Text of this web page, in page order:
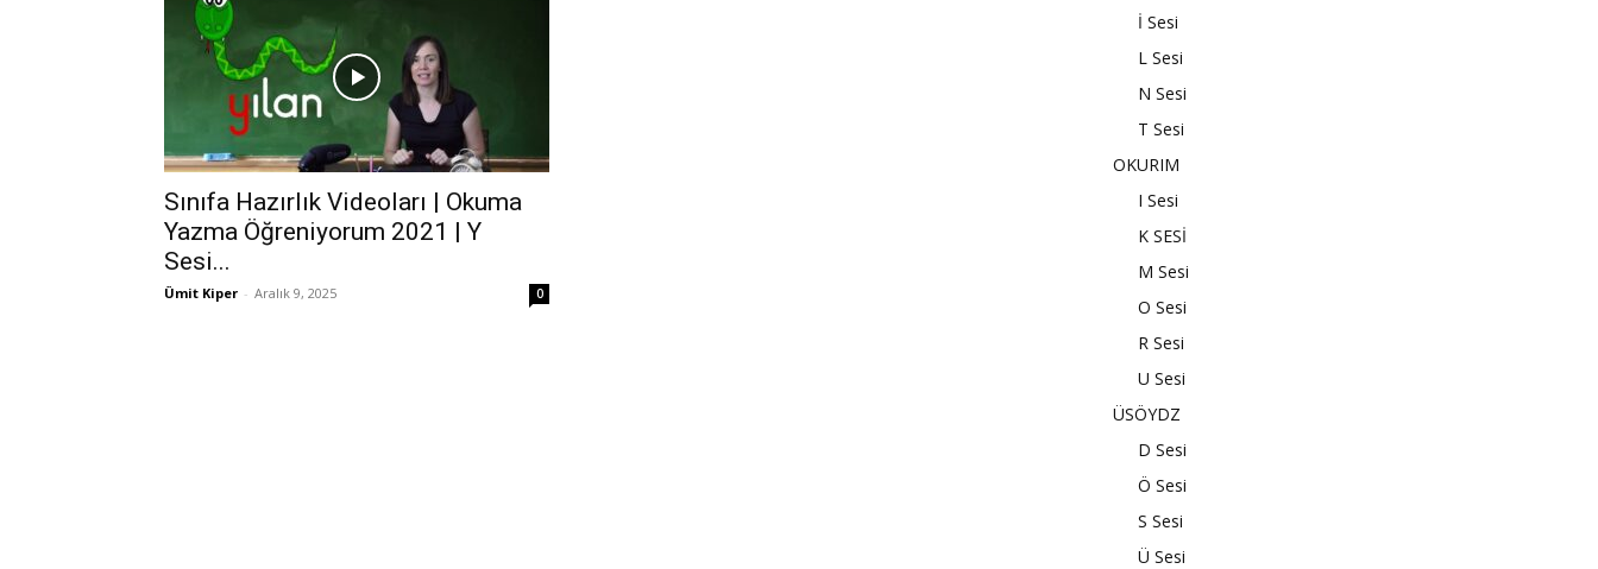
Sınıfa Hazırlık Videoları | Okuma
Yazma Öğreniyorum 2021 | Y
Sesi...
Ümit Kiper - Aralık 9, 2025 0
İ Sesi
L Sesi
N Sesi
T Sesi
OKURIM
I Sesi
K SESİ
M Sesi
O Sesi
R Sesi
U Sesi
ÜSÖYDZ
D Sesi
Ö Sesi
S Sesi
Ü Sesi